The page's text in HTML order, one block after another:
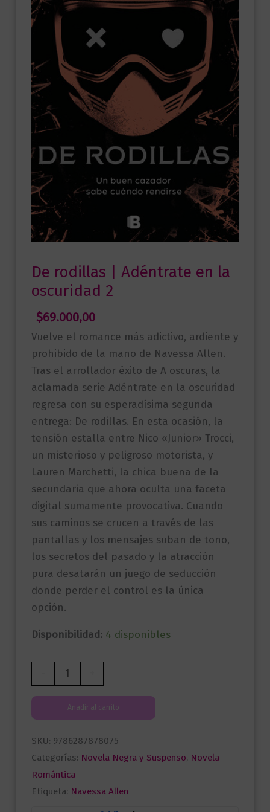
De rodillas | Adéntrate en la
oscuridad 2
$69.000,00
Vuelve el romance más adictivo, ardiente y
prohibido de la mano de Navessa Allen.
Tras el arrollador éxito de A oscuras, la
aclamada serie Adéntrate en la oscuridad
regresa con su esperadísima segunda
entrega: De rodillas. En esta ocasión, la
tensión estalla entre Nico «Junior» Trocci,
un misterioso y peligroso motorista, y
Lauren Marchetti, la chica buena de la
secundaria que ahora oculta una faceta
digital sumamente provocativa. Cuando
sus caminos se crucen a través de las
pantallas y los mensajes suban de tono,
los secretos del pasado y la atracción
pura desatarán un juego de seducción
donde perder el control es la única
opción.
Disponibilidad: 4 disponibles
rodillas
|
Adéntrate
en
la
oscuridad
2
Añadir al carrito
SKU: 9786287878075
Categorías: Novela Negra y Suspenso, Novela
Romántica
Etiqueta: Navessa Allen